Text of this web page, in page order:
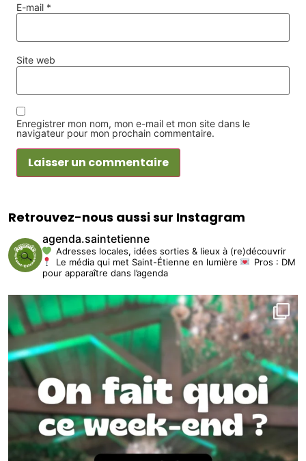
E-mail *
Site web
Enregistrer mon nom, mon e-mail et mon site dans le
navigateur pour mon prochain commentaire.
Retrouvez-nous aussi sur Instagram
agenda.saintetienne
Adresses locales, idées sorties & lieux à (re)découvrir
Le média qui met Saint-Étienne en lumière
Pros : DM
pour apparaître dans l’agenda